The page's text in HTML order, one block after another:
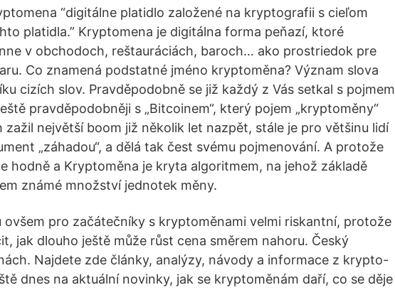
“digitálne platidlo založené na kryptografii s cieľom
platidla.” Kryptomena je digitálna forma peňazí, ktoré
v obchodoch, reštauráciách, baroch… ako prostriedok pre
Co znamená podstatné jméno kryptoměna? Význam slova
cizích slov. Pravděpodobně se již každý z Vás setkal s pojmem
pravděpodobněji s „Bitcoinem“, který pojem „kryptoměny“
největší boom již několik let nazpět, stále je pro většinu lidí
„záhadou“, a dělá tak čest svému pojmenování. A protože
hodně a Kryptoměna je kryta algoritmem, na jehož základě
známé množství jednotek měny.
ovšem pro začátečníky s kryptoměnami velmi riskantní, protože
jak dlouho ještě může růst cena směrem nahoru. Český
Najdete zde články, analýzy, návody a informace z krypto-
dnes na aktuální novinky, jak se kryptoměnám daří, co se děje